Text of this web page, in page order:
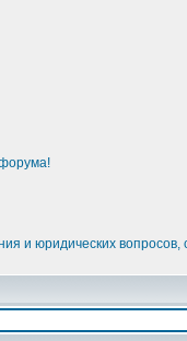
и юридических